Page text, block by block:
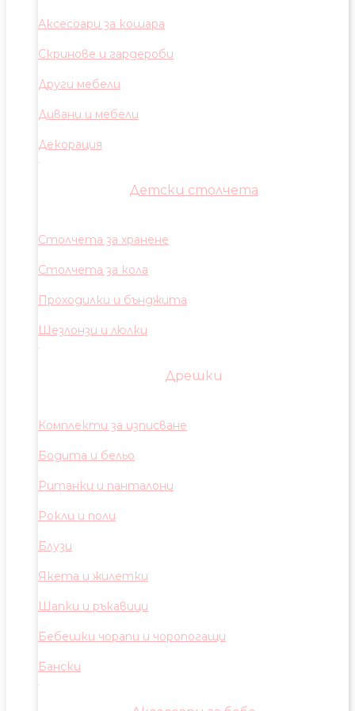
Аксесоари за кошара
Скринове и гардероби
Други мебели
Дивани и мебели
Декорация
Детски столчета
Столчета за хранене
Столчета за кола
Проходилки и бънджита
Шезлонзи и люлки
Дрешки
Комплекти за изписване
Бодита и бельо
Ританки и панталони
Рокли и поли
Блузи
Якета и жилетки
Шапки и ръкавици
Бебешки чорапи и чоропогащи
Бански